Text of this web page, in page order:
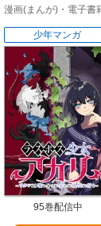
漫画(まんが)・電子書
少年マンガ
95巻配信中